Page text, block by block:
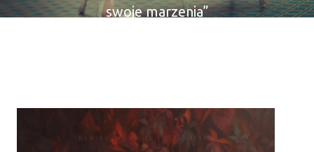
swoje marzenia”